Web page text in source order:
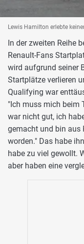
Lewis Hamilton erlebte
In der zweiten Reihe
Renault-Fans
wird aufgrund seiner
Startplätze verlieren
Qualifying war
"Ich muss mich beim
war nicht gut, ich
gemacht und bin aus
worden." Das habe
habe zu viel gewollt.
aber haben eine